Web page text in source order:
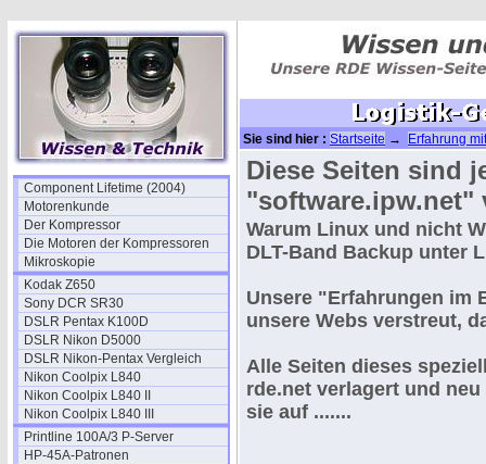
Component Lifetime (2004)
Motorenkunde
Der Kompressor
Die Motoren der Kompressoren
Mikroskopie
Kodak Z650
Sony DCR SR30
DSLR Pentax K100D
DSLR Nikon D5000
DSLR Nikon-Pentax Vergleich
Nikon Coolpix L840
Nikon Coolpix L840 II
Nikon Coolpix L840 III
Printline 100A/3 P-Server
HP-45A-Patronen
Sie sind hier : Startseite → Erfahrung
Diese Seiten sind
"software.ipw.net"
Warum Linux und nicht
DLT-Band Backup unter
Unsere "Erfahrungen im
unsere Webs verstreut,
Alle Seiten dieses
rde.net verlagert und
sie auf .......